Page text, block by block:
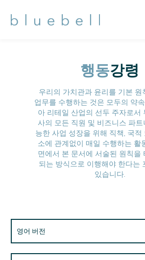
행동강령
우리의 가치관과 윤리를 기본 원
업무를 수행하는 것은 모두의 약
아 리테일 산업의 선두 주자로서
사의 모든 직원 및 비즈니스 파
능한 사업 성장을 위해 직책, 국적
소에 관계없이 매일 수행하는 활
면에서 본 문서에 서술된 원칙을
되는 방식으로 이행해야 한다는
있습니다.
영어 버전